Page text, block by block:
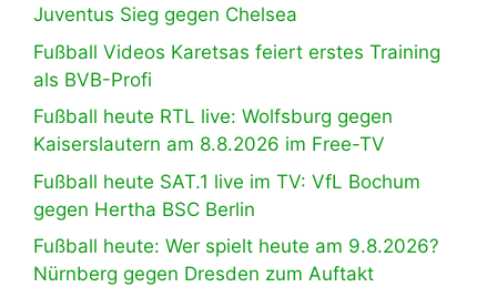
Juventus Sieg gegen Chelsea
Fußball Videos Karetsas feiert erstes Training
als BVB-Profi
Fußball heute RTL live: Wolfsburg gegen
Kaiserslautern am 8.8.2026 im Free-TV
Fußball heute SAT.1 live im TV: VfL Bochum
gegen Hertha BSC Berlin
Fußball heute: Wer spielt heute am 9.8.2026?
Nürnberg gegen Dresden zum Auftakt